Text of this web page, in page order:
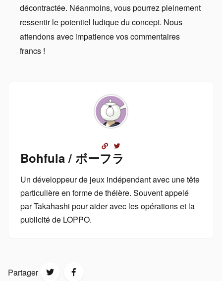
décontractée. Néanmoins, vous pourrez pleinement
ressentir le potentiel ludique du concept. Nous
attendons avec impatience vos commentaires
francs !
Bohfula / ボーフラ
Un développeur de jeux indépendant avec une tête
particulière en forme de théière. Souvent appelé
par Takahashi pour aider avec les opérations et la
publicité de LOPPO.
Partager